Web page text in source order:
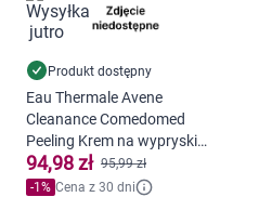
Zdrowie
Kobieta w ciąży i mama
Dziecko
Higiena
Produkt dostępny
Eau Thermale Avene
Cleanance Comedomed
Peeling Krem na wypryski
intensywny 40 ml
94,98 zł 95,99 zł
-1 % Cena z 30 dni